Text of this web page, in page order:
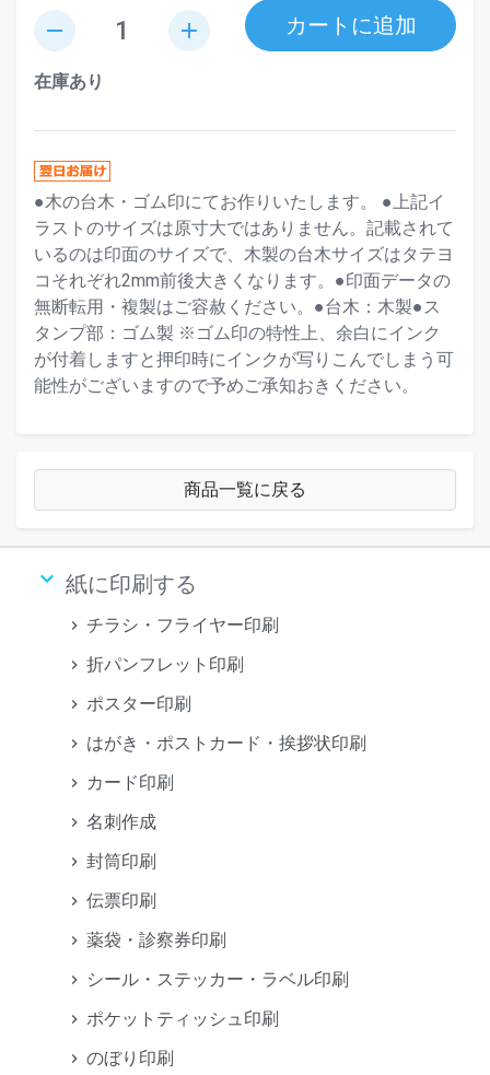
remove add カートに追加
在庫あり
●木の台木・ゴム印にてお作りいたします。 ●上記イ
ラストのサイズは原寸大ではありません。記載されて
いるのは印面のサイズで、木製の台木サイズはタテヨ
コそれぞれ2mm前後大きくなります。●印面データの
無断転用・複製はご容赦ください。●台木：木製●ス
タンプ部：ゴム製 ※ゴム印の特性上、余白にインク
が付着しますと押印時にインクが写りこんでしまう可
能性がございますので予めご承知おきください。
商品一覧に戻る
keyboard_arrow_down 紙に印刷する
チラシ・フライヤー印刷
折パンフレット印刷
ポスター印刷
はがき・ポストカード・挨拶状印刷
カード印刷
名刺作成
封筒印刷
伝票印刷
薬袋・診察券印刷
シール・ステッカー・ラベル印刷
ポケットティッシュ印刷
のぼり印刷